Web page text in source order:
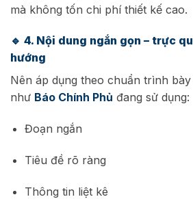
mà không tốn chi phí thiết kế cao.
🔹 4. Nội dung ngắn gọn – trực
hướng
Nên áp dụng theo chuẩn trình
như Báo Chính Phủ đang sử dụng:
Đoạn ngắn
Tiêu đề rõ ràng
Thông tin liệt kê